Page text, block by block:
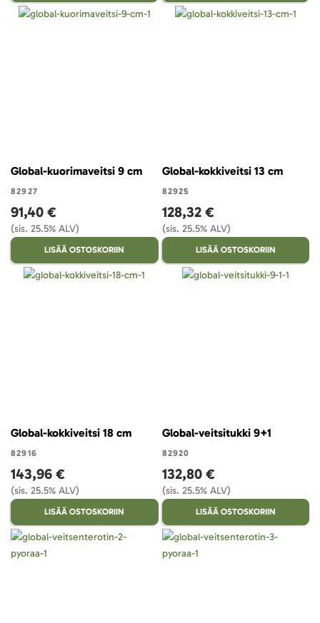
Global-kuorimaveitsi 9 cm
82927
91,40 €
(sis. 25.5% ALV)
LISÄÄ OSTOSKORIIN
Global-kokkiveitsi 13 cm
82925
128,32 €
(sis. 25.5% ALV)
LISÄÄ OSTOSKORIIN
Global-kokkiveitsi 18 cm
82916
143,96 €
(sis. 25.5% ALV)
LISÄÄ OSTOSKORIIN
Global-veitsitukki 9+1
82920
132,80 €
(sis. 25.5% ALV)
LISÄÄ OSTOSKORIIN